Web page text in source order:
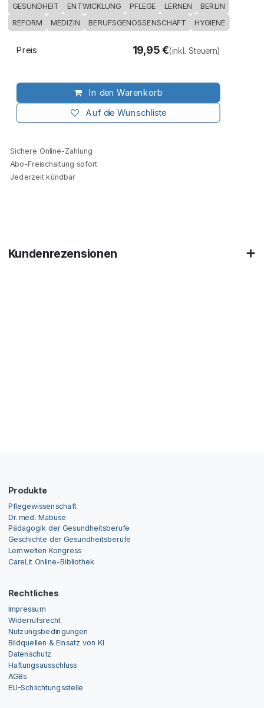
GESUNDHEIT ENTWICKLUNG PFLEGE LERNEN
BERLIN
REFORM
MEDIZIN BERUFSGENOSSENSCHAFT HYGIENE
In den Warenkorb
Auf die Wunschliste
Preis 19,95€(inkl. Steuern)
Sichere Online-Zahlung
Abo-Freischaltung sofort
Jederzeit kündbar
Kundenrezensionen
Produkte
Pflegewissenschaft
Dr. med. Mabuse
Pädagogik der Gesundheitsberufe
Geschichte der Gesundheitsberufe
Lernwelten Kongress
CareLit Online-Bibliothek
Rechtliches
Impressum
Widerrufsrecht
Nutzungsbedingungen
Bildquellen & Einsatz von KI
Datenschutz
Haftungsausschluss
AGBs
EU-Schlichtungsstelle